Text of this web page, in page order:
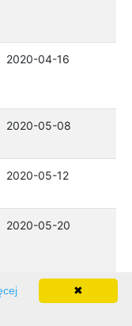
2020-04-16
2020-05-08
2020-05-12
2020-05-20
2020-05-20 ✖